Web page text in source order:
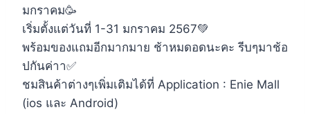
มกราคม🥳
เริ่มตั้งแต่วันที่ 1-31 มกราคม 2567💚
พร้อมของแถมอีกมากมาย ช้าหมดอดนะคะ รีบๆมาช้อ
ปกันค่าา✅
ชมสินค้าต่างๆเพิ่มเติมได้ที่ Application : Enie Mall
(ios และ Android)